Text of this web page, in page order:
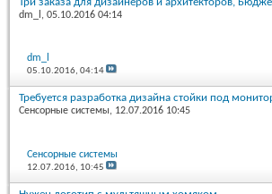
dm_l , 05.10.2016 04:14
dm_l
05.10.2016,04:14
Требуется разработка дизайна стойки под
Сенсорные системы, 12.07.2016 10:45
Сенсорные системы
12.07.2016, 10:45